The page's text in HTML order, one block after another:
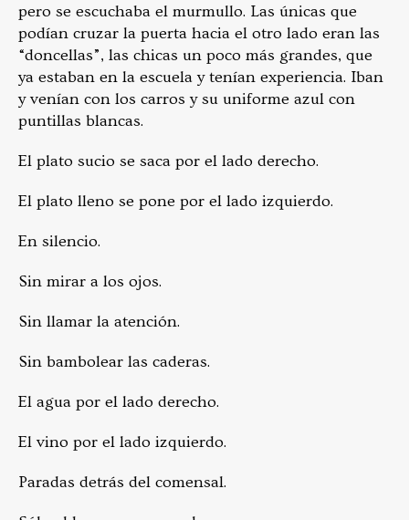
pero se escuchaba el murmullo. Las únicas que
podían cruzar la puerta hacia el otro lado eran las
“doncellas”, las chicas un poco más grandes, que
ya estaban en la escuela y tenían experiencia. Iban
y venían con los carros y su uniforme azul con
puntillas blancas.
El plato sucio se saca por el lado derecho.
El plato lleno se pone por el lado izquierdo.
En silencio.
Sin mirar a los ojos.
Sin llamar la atención.
Sin bambolear las caderas.
El agua por el lado derecho.
El vino por el lado izquierdo.
Paradas detrás del comensal.